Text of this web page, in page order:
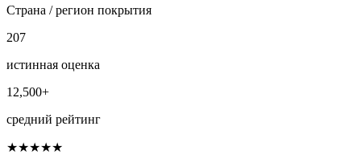
Страна / регион покрытия
207
истинная оценка
12,500+
средний рейтинг
★★★★★